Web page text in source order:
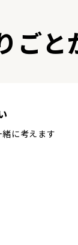
ごと
に考えます